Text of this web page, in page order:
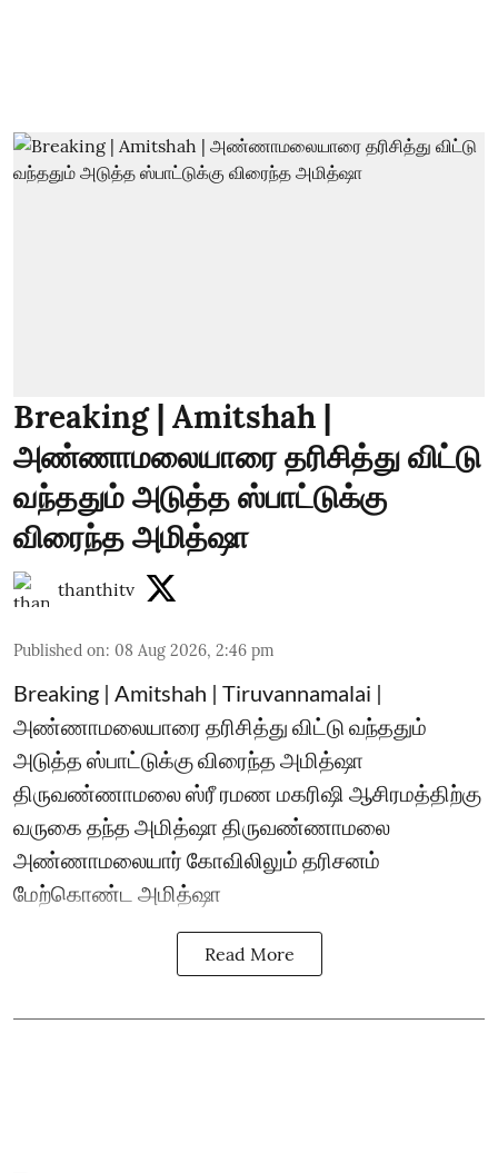
Breaking | Amitshah |
அண்ணாமலையாரை தரிசித்து விட்டு
வந்ததும் அடுத்த ஸ்பாட்டுக்கு
விரைந்த அமித்ஷா
thanthitv
Published on: 08 Aug 2026, 2:46 pm
Breaking | Amitshah | Tiruvannamalai |
அண்ணாமலையாரை தரிசித்து விட்டு வந்ததும்
அடுத்த ஸ்பாட்டுக்கு விரைந்த அமித்ஷா
திருவண்ணாமலை ஸ்ரீ ரமண மகரிஷி ஆசிரமத்திற்கு
வருகை தந்த அமித்ஷா திருவண்ணாமலை
அண்ணாமலையார் கோவிலிலும் தரிசனம்
மேற்கொண்ட அமித்ஷா
Read More